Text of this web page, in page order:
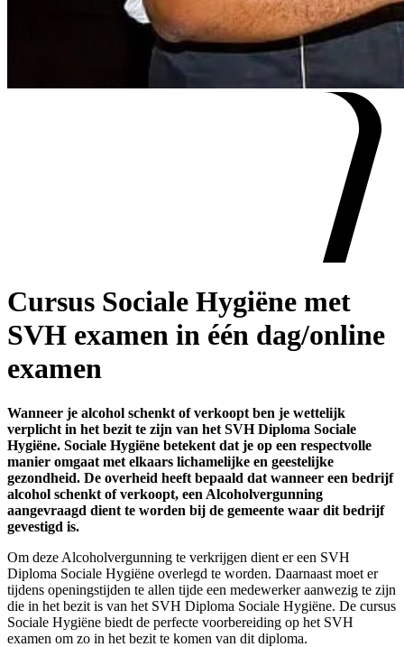
Cursus Sociale Hygiëne met
SVH examen in één dag/online
examen
Wanneer je alcohol schenkt of verkoopt ben je wettelijk
verplicht in het bezit te zijn van het SVH Diploma Sociale
Hygiëne. Sociale Hygiëne betekent dat je op een respectvolle
manier omgaat met elkaars lichamelijke en geestelijke
gezondheid. De overheid heeft bepaald dat wanneer een bedrijf
alcohol schenkt of verkoopt, een Alcoholvergunning
aangevraagd dient te worden bij de gemeente waar dit bedrijf
gevestigd is.
Om deze Alcoholvergunning te verkrijgen dient er een SVH
Diploma Sociale Hygiëne overlegd te worden. Daarnaast moet er
tijdens openingstijden te allen tijde een medewerker aanwezig te zijn
die in het bezit is van het SVH Diploma Sociale Hygiëne. De cursus
Sociale Hygiëne biedt de perfecte voorbereiding op het SVH
examen om zo in het bezit te komen van dit diploma.